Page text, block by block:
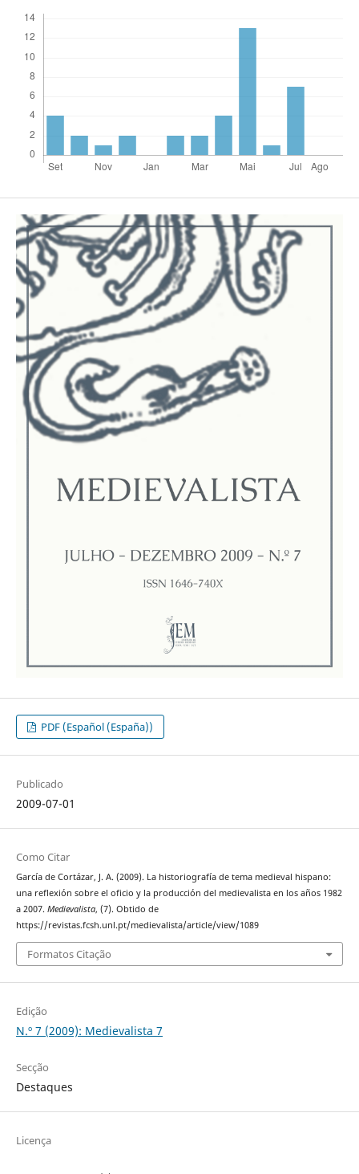
PDF (Español (España))
Publicado
2009-07-01
Como Citar
García de Cortázar, J. A. (2009). La historiografía de tema medieval hispano:
una reflexión sobre el oficio y la producción del medievalista en los años 1982
a 2007. Medievalista, (7). Obtido de
https://revistas.fcsh.unl.pt/medievalista/article/view/1089
Formatos Citação
Edição
N.º 7 (2009): Medievalista 7
Secção
Destaques
Licença